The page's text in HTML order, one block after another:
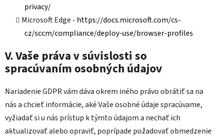
privacy/
Microsoft Edge - https://docs.microsoft.com/cs-
cz/sccm/compliance/deploy-use/browser-profiles
V. Vaše práva v súvislosti so
spracúvaním osobných údajov
Nariadenie GDPR vám dáva okrem iného právo obrátiť sa na
nás a chcieť informácie, aké Vaše osobné údaje spracúvame,
vyžiadať si u nás prístup k týmto údajom a nechať ich
aktualizovať alebo opraviť, poprípade požadovať obmedzenie